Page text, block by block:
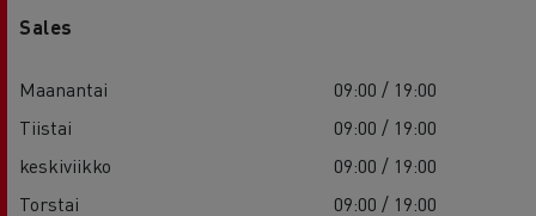
Sales
Maanantai
09:00 / 19:00
Tiistai
09:00 / 19:00
keskiviikko
09:00 / 19:00
Torstai
09:00 / 19:00